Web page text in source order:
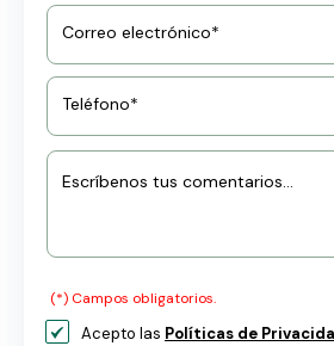
Correo electrónico*
Teléfono*
Escríbenos tus comentarios...
(*) Campos obligatorios.
Acepto las Políticas de